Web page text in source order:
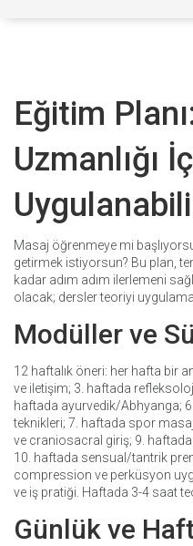
Eğitim
Uzmanlığı
Masaj öğrenmeye mi
getirmek istiyorsun? Bu plan,
kadar adım adım ilerlemeni
olacak; dersler teoriyi
Modüller ve
12 haftalık öneri: her hafta bir
ve iletişim; 3. haftada
haftada ayurvedik/Abhyanga;
teknikleri; 7. haftada spor
ve craniosacral giriş; 9.
10. haftada sensual/tantrik
compression ve perküsyon
ve iş pratiği. Haftada 3-4 saat
Günlük ve